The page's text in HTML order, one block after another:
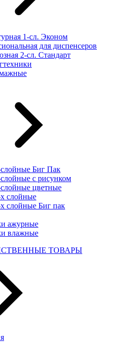
1-сл. Эконом
для диспенсеров
2-сл. Стандарт
слойные Биг Пак
с рисунком
цветные
слойные
слойные Биг пак
ажурные
влажные
ТОВАРЫ